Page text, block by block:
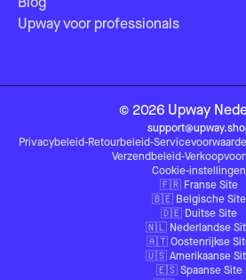
Blog
Upway voor professionals
© 2026 Upway
Privacybeleid-Retourbeleid-
Verzendbeleid-
Cookie-instellingen
🇫🇷 Franse Site
🇧🇪 Belgische Site
🇩🇪 Duitse Site
🇳🇱 Nederlandse
🇦🇹 Oostenrijkse
🇺🇸 Amerikaanse
🇪🇸 Spaanse Site